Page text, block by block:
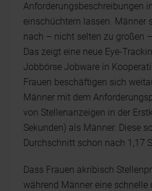
Anforderungsbeschreibungen
einschüchtern lassen. Männer
nach – nicht selten zu großen
Das zeigt eine neue Eye-
Jobbörse Jobware in
Frauen beschäftigen sich
Männer mit dem
von Stellenanzeigen in der
Sekunden) als Männer. Diese
Durchschnitt schon nach 1,17
Dass Frauen akribisch
während Männer eine